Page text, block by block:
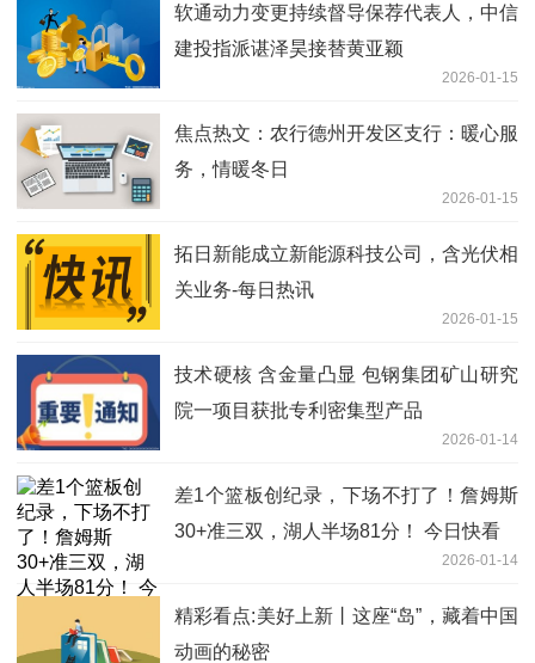
软通动力变更持续督导保荐代表人，中信
建投指派谌泽昊接替黄亚颖
2026-01-15
焦点热文：农行德州开发区支行：暖心服
务，情暖冬日
2026-01-15
拓日新能成立新能源科技公司，含光伏相
关业务-每日热讯
2026-01-15
技术硬核 含金量凸显 包钢集团矿山研究
院一项目获批专利密集型产品
2026-01-14
差1个篮板创纪录，下场不打了！詹姆斯
30+准三双，湖人半场81分！ 今日快看
2026-01-14
精彩看点:美好上新丨这座“岛”，藏着中国
动画的秘密